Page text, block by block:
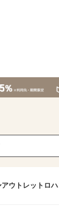
アウトレット ロ